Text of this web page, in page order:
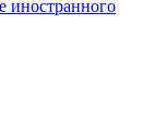
иностранного